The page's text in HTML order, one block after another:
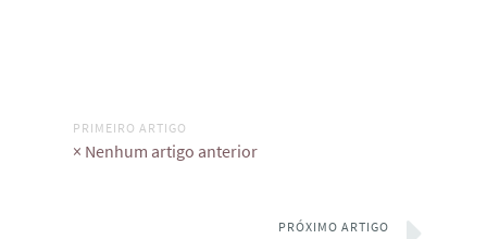
PRIMEIRO ARTIGO
× Nenhum artigo anterior
PRÓXIMO ARTIGO